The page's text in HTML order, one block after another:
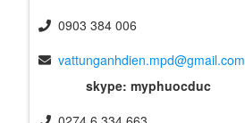
0903 384 006
vattunganhdien.mpd@gmail.com
skype: myphuocduc